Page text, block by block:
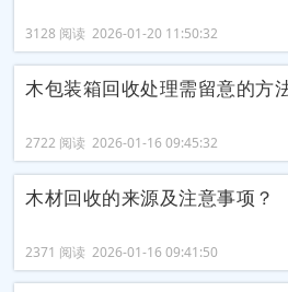
3128 阅读 2026-01-20 11:50:32
木包装箱回收处理需留意的方
2722 阅读 2026-01-16 09:45:32
木材回收的来源及注意事项？
2371 阅读 2026-01-16 09:41:50